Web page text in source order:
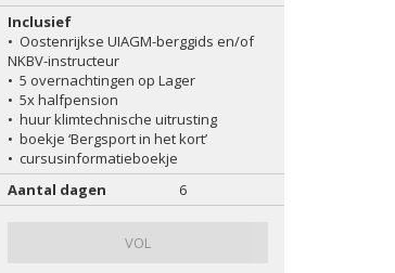
Inclusief
• Oostenrijkse UIAGM-berggids en/of
NKBV-instructeur
• 5 overnachtingen op Lager
• 5x halfpension
• huur klimtechnische uitrusting
• boekje ‘Bergsport in het kort’
• cursusinformatieboekje
Aantal dagen
6
VOL